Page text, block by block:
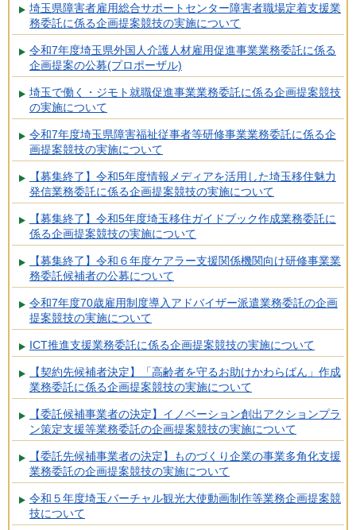
埼玉県障害者雇用総合サポートセンター障害者職場定着支援業
務委託に係る企画提案競技の実施について
令和7年度埼玉県外国人介護人材雇用促進事業業務委託に係る
企画提案の公募(プロポーザル)
埼玉で働く・ジモト就職促進事業業務委託に係る企画提案競技
の実施について
令和7年度埼玉県障害福祉従事者等研修事業業務委託に係る企
画提案競技の実施について
【募集終了】令和5年度情報メディアを活用した埼玉移住魅力
発信業務委託に係る企画提案競技の実施について
【募集終了】令和5年度埼玉移住ガイドブック作成業務委託に
係る企画提案競技の実施について
【募集終了】令和６年度ケアラー支援関係機関向け研修事業業
務委託候補者の公募について
令和7年度70歳雇用制度導入アドバイザー派遣業務委託の企画
提案競技の実施について
ICT推進支援業務委託に係る企画提案競技の実施について
【契約先候補者決定】「高齢者を守るお助けかわらばん」作成
業務委託に係る企画提案競技の実施について
【委託候補事業者の決定】イノベーション創出アクションプラ
ン策定支援等業務委託の企画提案競技の実施について
【委託先候補事業者の決定】ものづくり企業の事業多角化支援
業務委託の企画提案競技の実施について
令和５年度埼玉バーチャル観光大使動画制作等業務企画提案競
技について